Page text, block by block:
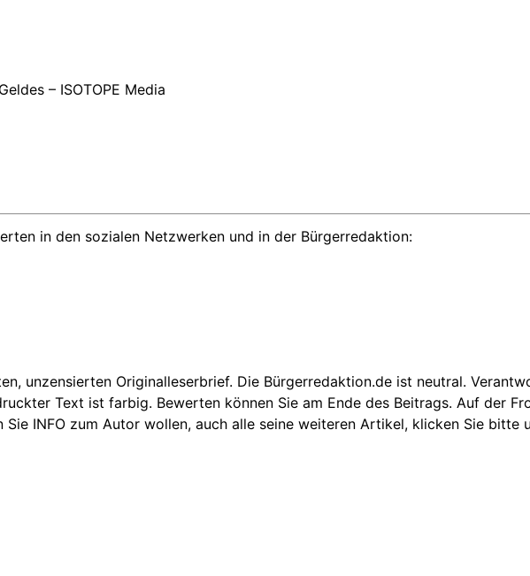
– ISOTOPE Media
in den sozialen Netzwerken und in der Bürgerredaktion:
unzensierten Originalleserbrief. Die Bürgerredaktion.de ist neutral.
Text ist farbig. Bewerten können Sie am Ende des Beitrags. Auf der
INFO zum Autor wollen, auch alle seine weiteren Artikel, klicken Sie bitte